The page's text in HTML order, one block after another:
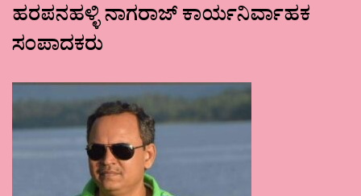
ಹರಪನಹಳ್ಳಿ ನಾಗರಾಜ್ ಕಾರ್ಯನಿರ್ವಾಹಕ
ಸಂಪಾದಕರು